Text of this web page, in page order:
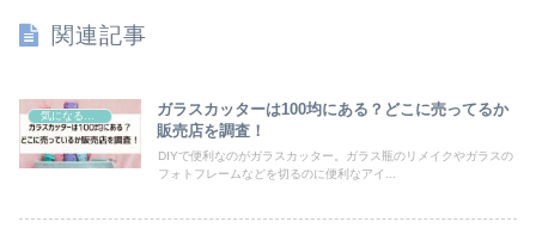
関連記事
ガラスカッターは100均にある？どこに売ってるか
販売店を調査！
DIYで便利なのがガラスカッター。ガラス瓶のリメイクやガラスの
フォトフレームなどを切るのに便利なアイ...